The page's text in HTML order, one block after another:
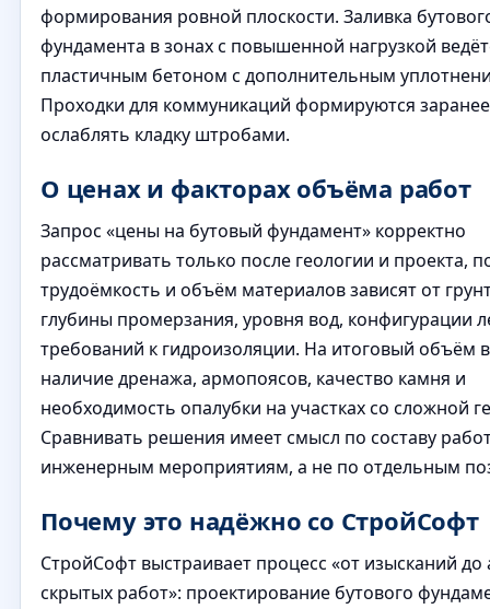
формирования ровной плоскости. Заливка
фундамента в зонах с повышенной нагрузкой
пластичным бетоном с дополнительным
Проходки для коммуникаций формируются
ослаблять кладку штробами.
О ценах и факторах объёма работ
Запрос «цены на бутовый фундамент» корректно
рассматривать только после геологии и проекта,
трудоёмкость и объём материалов зависят от
глубины промерзания, уровня вод, конфигурации
требований к гидроизоляции. На итоговый объём
наличие дренажа, армопоясов, качество камня и
необходимость опалубки на участках со сложной
Сравнивать решения имеет смысл по составу
инженерным мероприятиям, а не по отдельным
Почему это надёжно со СтройСофт
СтройСофт выстраивает процесс «от изысканий до
скрытых работ»: проектирование бутового